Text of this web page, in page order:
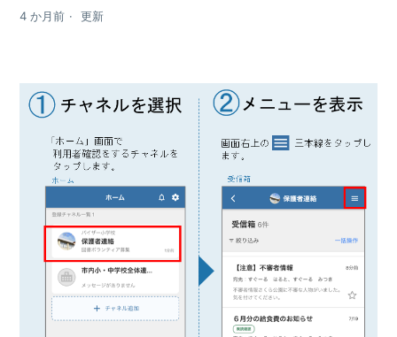
4 か月前 更新